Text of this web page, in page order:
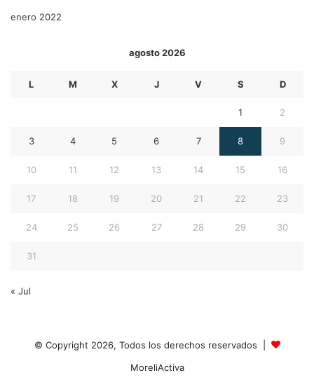
enero 2022
agosto 2026
L M X J V S D
1 2
3 4 5 6 7 8 9
10 11 12 13 14 15 16
17 18 19 20 21 22 23
24 25 26 27 28 29 30
31
« Jul
© Copyright 2026, Todos los derechos reservados |
MoreliActiva